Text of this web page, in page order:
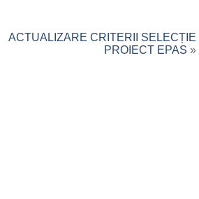
ACTUALIZARE CRITERII SELECȚIE
PROIECT EPAS »